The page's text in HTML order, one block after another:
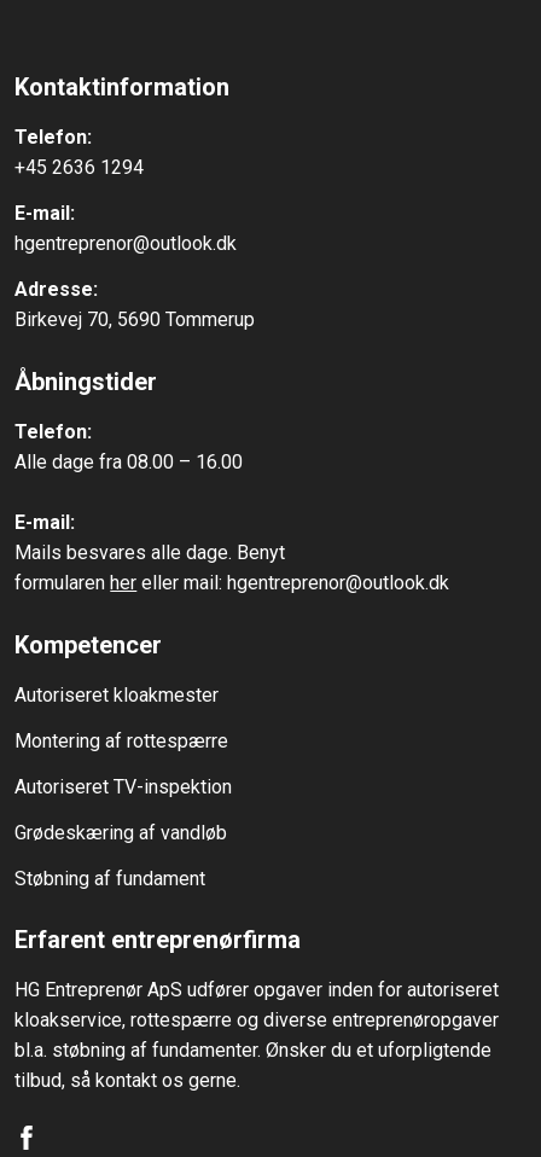
Kontaktinformation
Telefon:
+45 2636 1294
E-mail:
hgentreprenor@outlook.dk
Adresse:
Birkevej 70, 5690 Tommerup​
Åbningstider
Telefon:
Alle dage fra 08.00 – 16.00
E-mail:
Mails besvares alle dage. Benyt
​formularenher eller mail:hgentreprenor@outlook.dk
Kompetencer
Autoriseret kloakmester
Montering af rottespærre
Autoriseret TV-inspektion
Grødeskæring af vandløb
Støbning af fundament
Erfarent entreprenørfirma
HG Entreprenør ApS udfører opgaver inden for autoriseret
kloakservice, rottespærre og diverse entreprenøropgaver
bl.a. støbning af fundamenter. Ønsker du et uforpligtende
tilbud, så kontakt os gerne.